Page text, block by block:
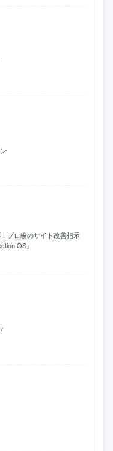
プロ級のサイト改善指示
OS』